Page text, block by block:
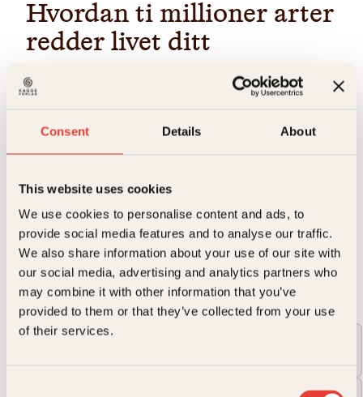
Consent Details About
This website uses cookies
We use cookies to personalise content and ads, to
provide social media features and to analyse our traffic.
We also share information about your use of our site with
our social media, advertising and analytics partners who
may combine it with other information that you’ve
provided to them or that they’ve collected from your use
of their services.
Hvordan ti millioner arter
redder livet ditt
Glitrende fortellinger om vårt samspill med naturen
tror. Millioner av arter gir oss mat, medisin og et levelig miljø,
i tillegg til at naturen gir oss kunnskap og glede.
På engasjerende vis forteller Anne Sverdrup-Thygeson
Forfatteren tar oss med ut i regnskogen, der orkidebiene
svale skyggen under bygatenes store trær, de som gjør at vi
trenger mindre luftkjøling.
→ Les hele beskrivelsen
Format: